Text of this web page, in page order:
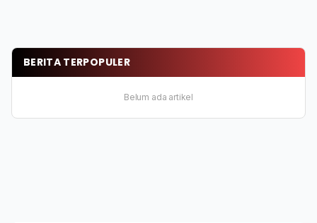
BERITA TERPOPULER
Belum ada artikel